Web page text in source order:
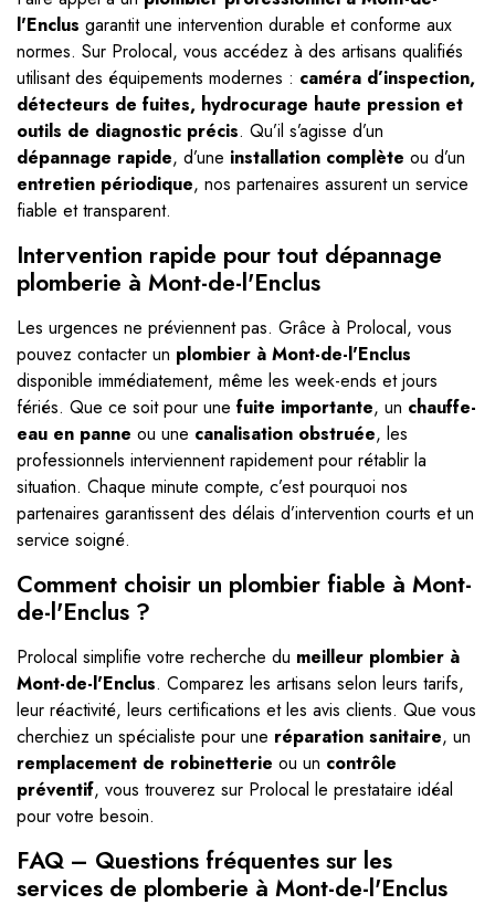
l'Enclus garantit une intervention durable et conforme aux
normes. Sur Prolocal, vous accédez à des artisans qualifiés
utilisant des équipements modernes : caméra d’inspection,
détecteurs de fuites, hydrocurage haute pression et
outils de diagnostic précis. Qu’il s’agisse d’un
dépannage rapide, d’une installation complète ou d’un
entretien périodique, nos partenaires assurent un service
fiable et transparent.
Intervention rapide pour tout dépannage
plomberie à Mont-de-l'Enclus
Les urgences ne préviennent pas. Grâce à Prolocal, vous
pouvez contacter un plombier à Mont-de-l'Enclus
disponible immédiatement, même les week-ends et jours
fériés. Que ce soit pour une fuite importante, un chauffe-
eau en panne ou une canalisation obstruée, les
professionnels interviennent rapidement pour rétablir la
situation. Chaque minute compte, c’est pourquoi nos
partenaires garantissent des délais d’intervention courts et un
service soigné.
Comment choisir un plombier fiable à Mont-
de-l'Enclus ?
Prolocal simplifie votre recherche du meilleur plombier à
Mont-de-l'Enclus. Comparez les artisans selon leurs tarifs,
leur réactivité, leurs certifications et les avis clients. Que vous
cherchiez un spécialiste pour une réparation sanitaire, un
remplacement de robinetterie ou un contrôle
préventif, vous trouverez sur Prolocal le prestataire idéal
pour votre besoin.
FAQ – Questions fréquentes sur les
services de plomberie à Mont-de-l'Enclus